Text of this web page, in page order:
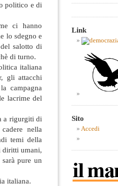
politico e di
ci hanno
lo sdegno e
salotto di
di turno.
italiana
gli attacchi
campagna
lacrime del
a rigurgiti di
nella
temi della
diritti umani,
pure un
italiana.
Link
Sito
Accedi